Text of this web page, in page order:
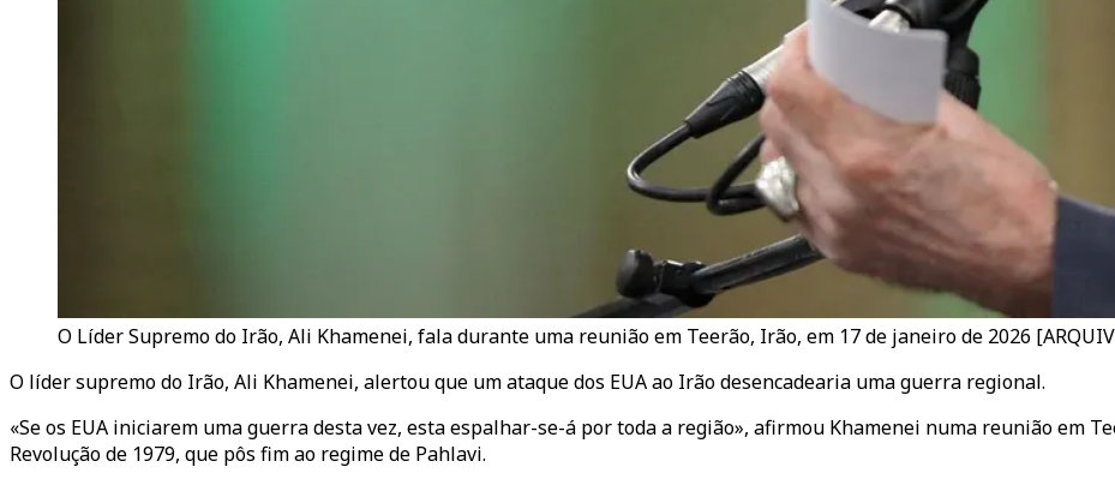
O Líder Supremo do Irão, Ali Khamenei, fala durante uma reunião em Teerão, Irão, em 17 de janeiro de 2026
O líder supremo do Irão, Ali Khamenei, alertou que um ataque dos EUA ao Irão desencadearia uma guerra regional.
«Se os EUA iniciarem uma guerra desta vez, esta espalhar-se-á por toda a região», afirmou Khamenei numa reunião em
Revolução de 1979, que pôs fim ao regime de Pahlavi.